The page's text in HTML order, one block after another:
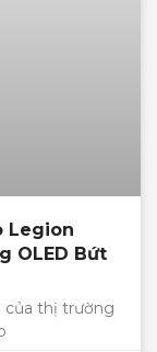
Legion
OLED Bứt
của thị trường